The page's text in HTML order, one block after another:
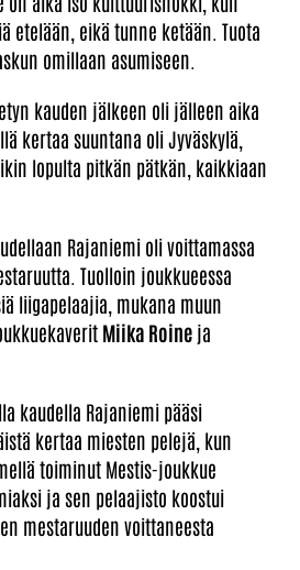
etelään, eikä tunne ketään. Tuota
omillaan asumiseen.
kauden jälkeen oli jälleen aika
kertaa suuntana oli Jyväskylä,
lopulta pitkän pätkän, kaikkiaan
Rajaniemi oli voittamassa
Tuolloin joukkueessa
liigapelaajia, mukana muun
Miika Roine ja
kaudella Rajaniemi pääsi
kertaa miesten pelejä, kun
toiminut Mestis-joukkue
ja sen pelaajisto koostui
mestaruuden voittaneesta